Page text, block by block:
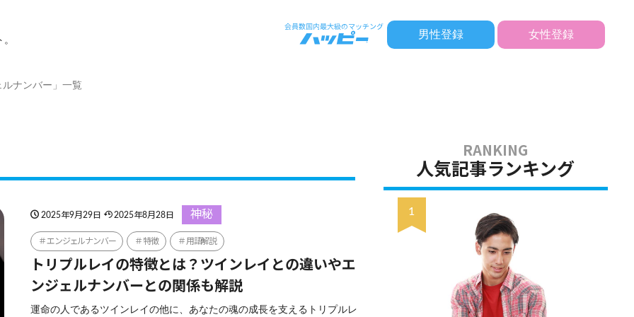
男性登録 女性登録
ナンバー」一覧
2025年9月29日 2025年8月28日 神秘
エンジェルナンバー 特徴 用語解説
トリプルレイの特徴とは？ツインレイとの違いやエ
ンジェルナンバーとの関係も解説
運命の人であるツインレイの他に、あなたの魂の成長を支えるトリプルレ
人気記事ランキング